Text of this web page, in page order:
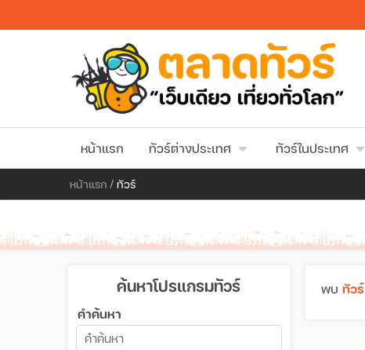
หน้าแรก ทัวร์ต่างประเทศ ทัวร์ในประเทศ
หน้าแรก / ทัวร์
ค้นหาโปรแกรมทัวร์
คำค้นหา
พบ ทัวร์